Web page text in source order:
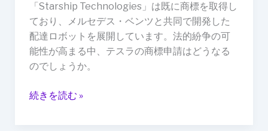
「Starship Technologies」は既に商標を取得し
ており、メルセデス・ベンツと共同で開発した
配達ロボットを展開しています。法的紛争の可
能性が高まる中、テスラの商標申請はどうなる
のでしょうか。
続きを読む »